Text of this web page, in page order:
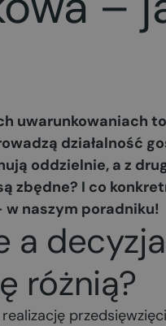
uwarunkowaniach
działalność
oddzielnie, a z
zbędne? I co
w naszym poradniku!
a decyzja
różnią?